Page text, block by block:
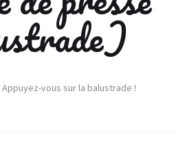
vous sur la balustrade !